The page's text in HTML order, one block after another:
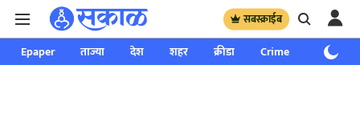
सबस्क्राईब
Epaper ताज्या देश शहर क्रीडा Crime साप्ताहिक